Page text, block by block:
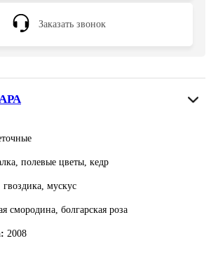
Заказать звонок
полевые цветы, кедр
гвоздика, мускус
смородина, болгарская роза
2008